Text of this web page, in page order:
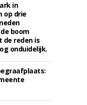
in
op drie
boom
de reden is
onduidelijk.